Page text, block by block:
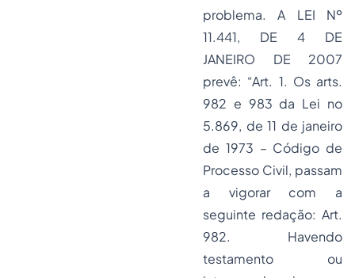
problema. A LEI Nº
11.441, DE 4 DE
JANEIRO DE 2007
prevê: “Art. 1. Os arts.
982 e 983 da Lei no
5.869, de 11 de janeiro
de 1973 – Código de
Processo Civil, passam
a vigorar com a
seguinte redação: Art.
982. Havendo
testamento ou